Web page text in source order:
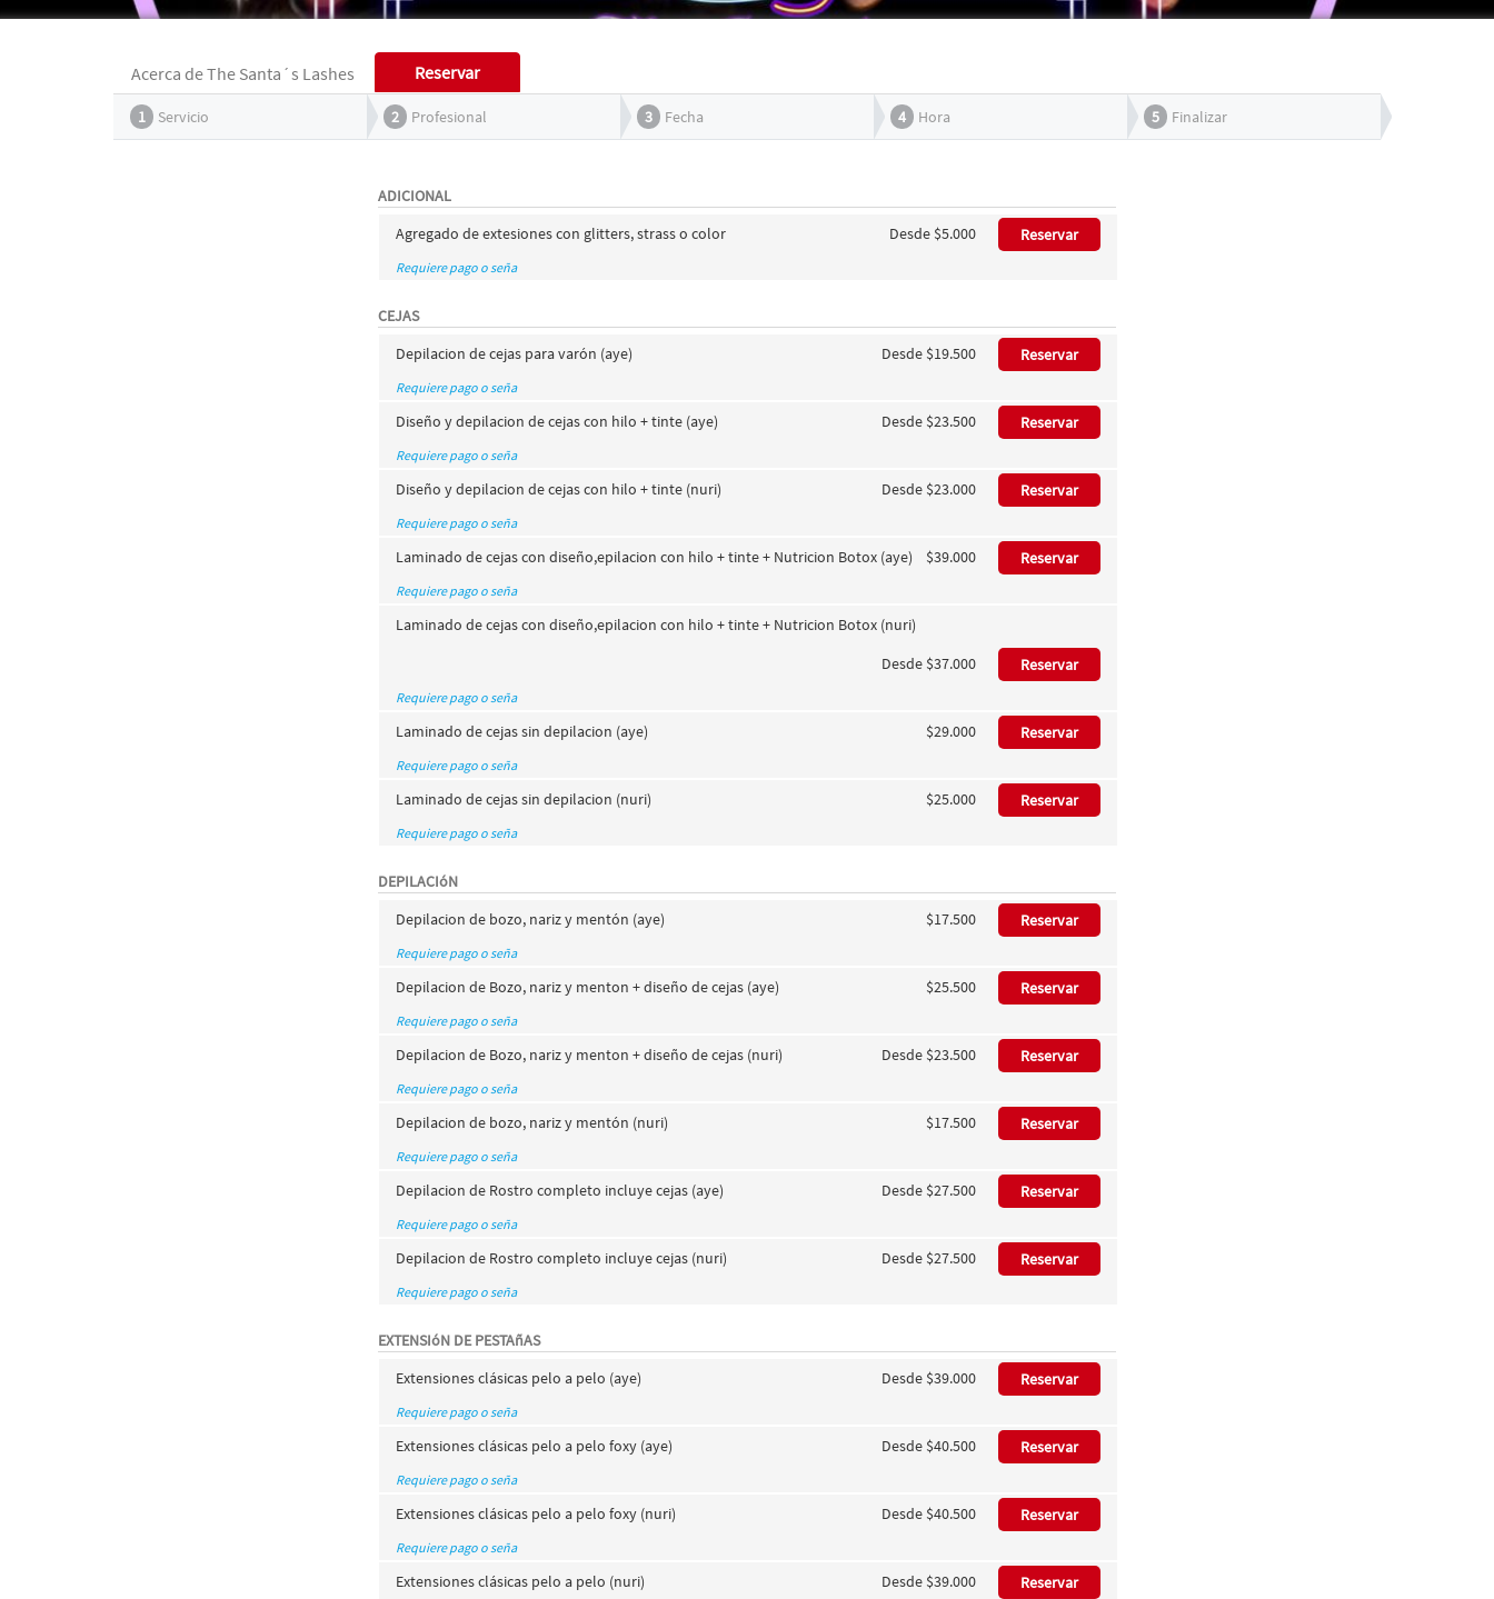
Acerca de The Santa´s Lashes Reservar
1 Servicio 2 Profesional 3 Fecha 4 Hora 5 Finalizar
ADICIONAL
Agregado de extesiones con glitters, strass o color
Desde $5.000 Reservar
Requiere pago o seña
CEJAS
Depilacion de cejas para varón (aye)
Desde $19.500 Reservar
Requiere pago o seña
Diseño y depilacion de cejas con hilo + tinte (aye) Desde $23.500 Reservar
Requiere pago o seña
Diseño y depilacion de cejas con hilo + tinte (nuri) Desde $23.000 Reservar
Requiere pago o seña
Laminado de cejas con diseño,epilacion con hilo + tinte + Nutricion Botox (aye) $39.000 Reservar
Requiere pago o seña
Laminado de cejas con diseño,epilacion con hilo + tinte + Nutricion Botox (nuri)
Desde $37.000
Reservar
Requiere pago o seña
Laminado de cejas sin depilacion (aye) $29.000 Reservar
Requiere pago o seña
Laminado de cejas sin depilacion (nuri) $25.000 Reservar
Requiere pago o seña
DEPILACIóN
Depilacion de bozo, nariz y mentón (aye)
$17.500 Reservar
Requiere pago o seña
Depilacion de Bozo, nariz y menton + diseño de cejas (aye) $25.500 Reservar
Requiere pago o seña
Depilacion de Bozo, nariz y menton + diseño de cejas (nuri) Desde $23.500 Reservar
Requiere pago o seña
Depilacion de bozo, nariz y mentón (nuri) $17.500 Reservar
Requiere pago o seña
Depilacion de Rostro completo incluye cejas (aye) Desde $27.500 Reservar
Requiere pago o seña
Depilacion de Rostro completo incluye cejas (nuri) Desde $27.500 Reservar
Requiere pago o seña
EXTENSIóN DE PESTAñAS
Extensiones clásicas pelo a pelo (aye)
Desde $39.000 Reservar
Requiere pago o seña
Extensiones clásicas pelo a pelo foxy (aye) Desde $40.500 Reservar
Requiere pago o seña
Extensiones clásicas pelo a pelo foxy (nuri) Desde $40.500 Reservar
Requiere pago o seña
Extensiones clásicas pelo a pelo (nuri) Desde $39.000 Reservar